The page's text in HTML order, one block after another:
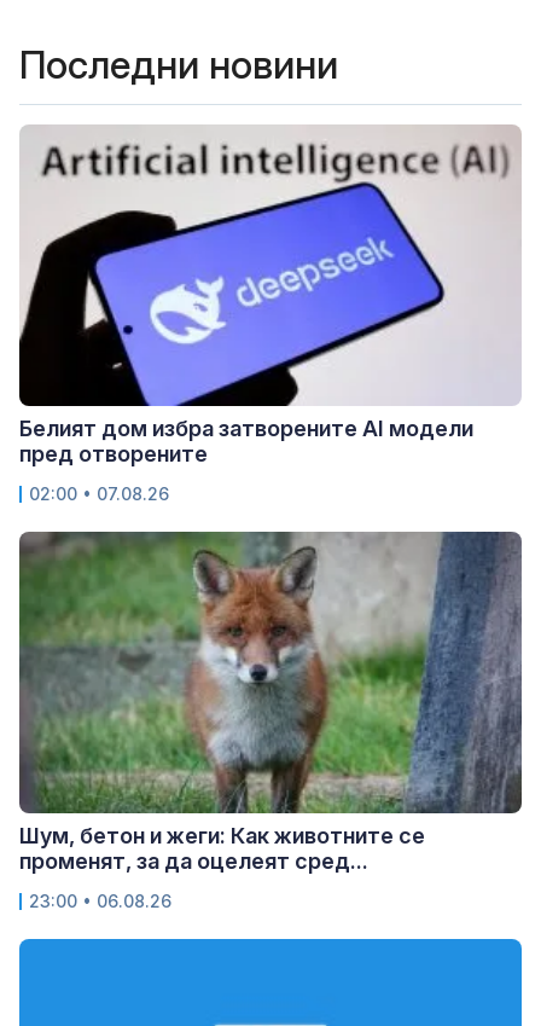
Последни новини
Белият дом избра затворените AI модели
пред отворените
02:00 • 07.08.26
Шум, бетон и жеги: Как животните се
променят, за да оцелеят сред...
23:00 • 06.08.26